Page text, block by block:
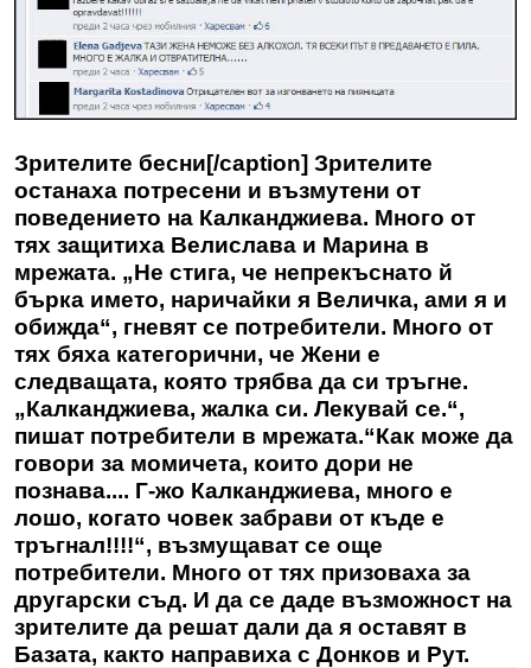
Зрителите бесни[/caption] Зрителите
останаха потресени и възмутени от
поведението на Калканджиева. Много от
тях защитиха Велислава и Марина в
мрежата. „Не стига, че непрекъснато й
бърка името, наричайки я Величка, ами я и
обижда“, гневят се потребители. Много от
тях бяха категорични, че Жени е
следващата, която трябва да си тръгне.
„Калканджиева, жалка си. Лекувай се.“,
пишат потребители в мрежата.“Как може да
говори за момичета, които дори не
познава.... Г-жо Калканджиева, много е
лошо, когато човек забрави от къде е
тръгнал!!!!“, възмущават се още
потребители. Много от тях призоваха за
другарски съд. И да се даде възможност на
зрителите да решат дали да я оставят в
Базата, както направиха с Донков и Рут.